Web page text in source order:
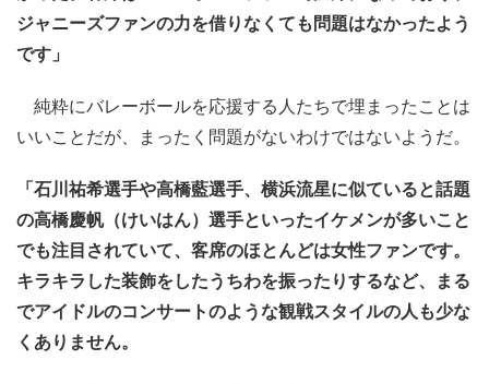
ジャニーズファンの力を借りなくても問題はなかったよう
です」
純粋にバレーボールを応援する人たちで埋まったことは
いいことだが、まったく問題がないわけではないようだ。
「石川祐希選手や高橋藍選手、横浜流星に似ていると話題
の高橋慶帆（けいはん）選手といったイケメンが多いこと
でも注目されていて、客席のほとんどは女性ファンです。
キラキラした装飾をしたうちわを振ったりするなど、まる
でアイドルのコンサートのような観戦スタイルの人も少な
くありません。